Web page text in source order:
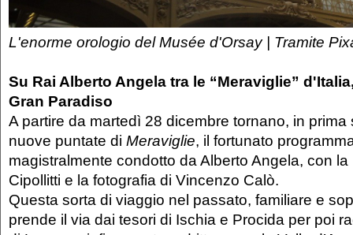
L'enorme orologio del Musée d'Orsay | Tramite
Su Rai Alberto Angela tra le “Meraviglie”
Gran Paradiso
A partire da martedì 28 dicembre tornano, in prima
nuove puntate di Meraviglie, il fortunato
magistralmente condotto da Alberto Angela, con
Cipollitti e la fotografia di Vincenzo Calò.
Questa sorta di viaggio nel passato, familiare e
prende il via dai tesori di Ischia e Procida per poi